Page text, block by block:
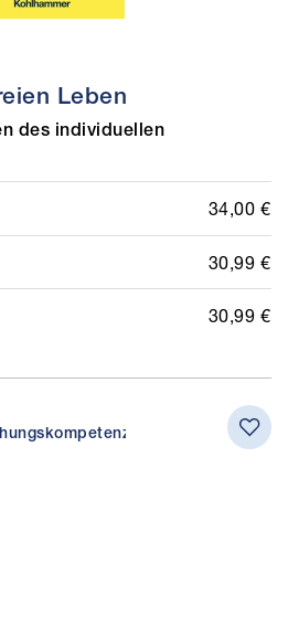
Leben
des individuellen
34,00 €
30,99 €
30,99 €